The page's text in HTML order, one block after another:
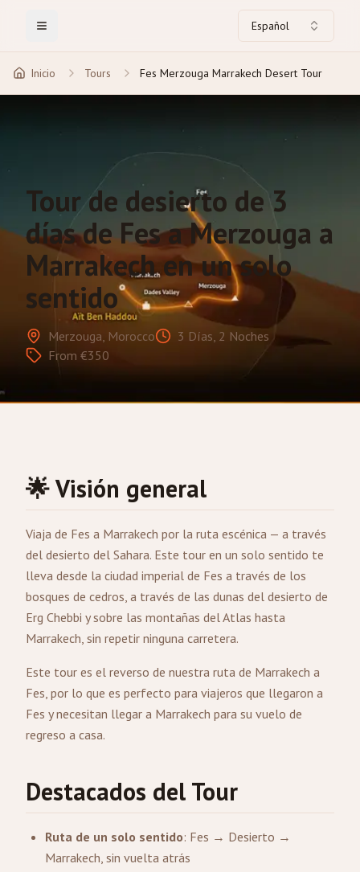
Toggle Menu Español
Inicio Tours Fes Merzouga Marrakech Desert Tour
Tour de desierto de 3
días de Fes a Merzouga a
Marrakech en un solo
sentido
Merzouga, Morocco
3 Días, 2 Noches
From €350
🌟 Visión general
Viaja de Fes a Marrakech por la ruta escénica — a través
del desierto del Sahara. Este tour en un solo sentido te
lleva desde la ciudad imperial de Fes a través de los
bosques de cedros, a través de las dunas del desierto de
Erg Chebbi y sobre las montañas del Atlas hasta
Marrakech, sin repetir ninguna carretera.
Este tour es el reverso de nuestra ruta de Marrakech a
Fes, por lo que es perfecto para viajeros que llegaron a
Fes y necesitan llegar a Marrakech para su vuelo de
regreso a casa.
Destacados del Tour
Ruta de un solo sentido: Fes → Desierto →
Marrakech, sin vuelta atrás